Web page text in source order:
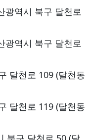
광역시 북구 달천로
광역시 북구 달천로
달천로 109 (달천동
달천로 119 (달천동